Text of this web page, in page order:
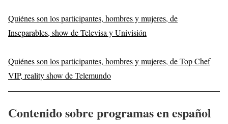
Quiénes son los participantes, hombres y mujeres, de
Inseparables, show de Televisa y Univisión
Quiénes son los participantes, hombres y mujeres, de Top Chef
VIP, reality show de Telemundo
Contenido sobre programas en español